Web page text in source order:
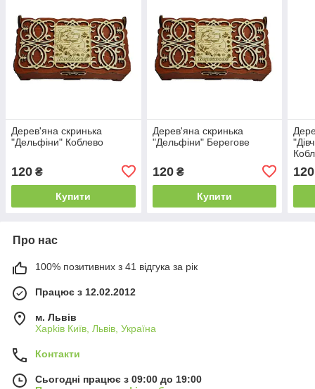
Дерев'яна скринька
"Дельфіни" Коблево
120 ₴
Купити
Дерев'яна скринька
"Дельфіни" Берегове
120₴
Купити
120
Про нас
100% позитивних з 41 відгука за рік
Працює з 12.02.2012
м. Львів
Харkiв Київ, Львів, Україна
Контакти
Сьогодні працює з 09:00 до 19:00